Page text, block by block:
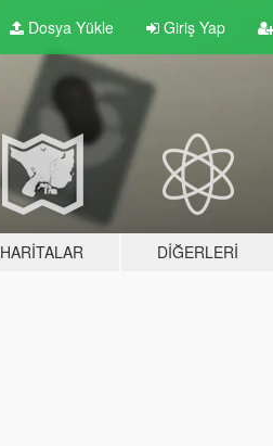
Dosya Yükle Giriş Yap
HARITALAR DIĞERLERI